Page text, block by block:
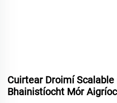
Cuirtear Droimí
Bhainistíocht Mór